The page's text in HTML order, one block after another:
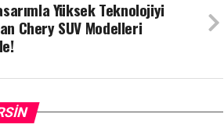
Yüksek Teknolojiyi
Chery SUV Modelleri